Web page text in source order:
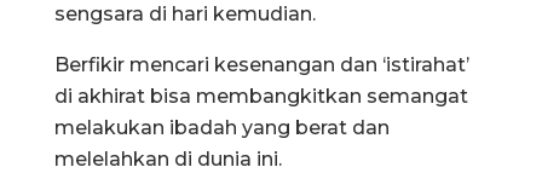
sengsara di hari kemudian.
Berfikir mencari kesenangan dan ‘istirahat’
di akhirat bisa membangkitkan semangat
melakukan ibadah yang berat dan
melelahkan di dunia ini.